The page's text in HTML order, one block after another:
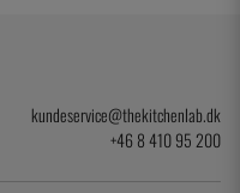
kundeservice@thekitchenlab.dk
+46 8 410 95 200